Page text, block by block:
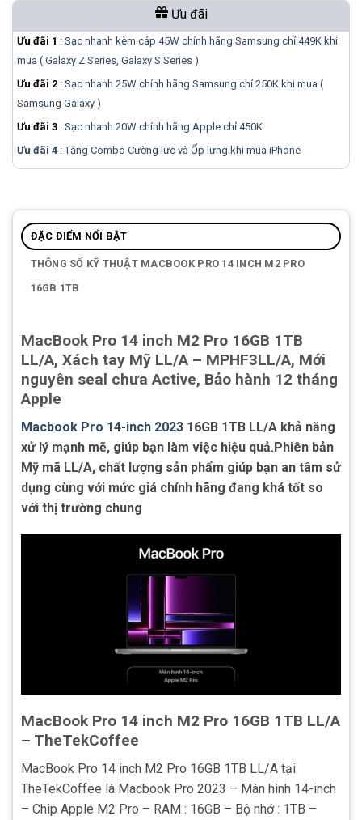
Ưu đãi
Ưu đãi 1 : Sạc nhanh kèm cáp 45W chính hãng Samsung chỉ 449K khi
mua ( Galaxy Z Series, Galaxy S Series )
Ưu đãi 2 : Sạc nhanh 25W chính hãng Samsung chỉ 250K khi mua (
Samsung Galaxy )
Ưu đãi 3 : Sạc nhanh 20W chính hãng Apple chỉ 450K
Ưu đãi 4 : Tặng Combo Cường lực và Ốp lưng khi mua iPhone
ĐẶC ĐIỂM NỔI BẬT
THÔNG SỐ KỸ THUẬT MACBOOK PRO 14 INCH M2 PRO
16GB 1TB
MacBook Pro 14 inch M2 Pro 16GB 1TB
LL/A, Xách tay Mỹ LL/A – MPHF3LL/A, Mới
nguyên seal chưa Active, Bảo hành 12 tháng
Apple
Macbook Pro 14-inch 2023 16GB 1TB LL/A khả năng
xử lý mạnh mẽ, giúp bạn làm việc hiệu quả.Phiên bản
Mỹ mã LL/A, chất lượng sản phẩm giúp bạn an tâm sử
dụng cùng với mức giá chính hãng đang khá tốt so
với thị trường chung
MacBook Pro 14 inch M2 Pro 16GB 1TB LL/A
– TheTekCoffee
MacBook Pro 14 inch M2 Pro 16GB 1TB LL/A tại
TheTekCoffee là Macbook Pro 2023 – Màn hình 14-inch
– Chip Apple M2 Pro – RAM : 16GB – Bộ nhớ : 1TB –